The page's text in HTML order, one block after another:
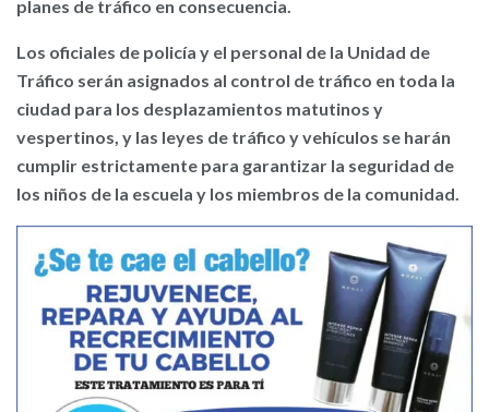
planes de tráfico en consecuencia.
Los oficiales de policía y el personal de la Unidad de
Tráfico serán asignados al control de tráfico en toda la
ciudad para los desplazamientos matutinos y
vespertinos, y las leyes de tráfico y vehículos se harán
cumplir estrictamente para garantizar la seguridad de
los niños de la escuela y los miembros de la comunidad.